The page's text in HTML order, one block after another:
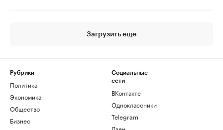
Загрузить еще
Рубрики
Политика
Экономика
Общество
Бизнес
Социальные
сети
ВКонтакте
Одноклассники
Telegram